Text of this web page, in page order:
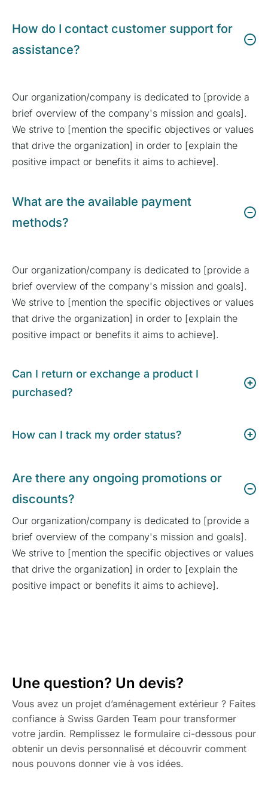
How do I contact customer support for
assistance?
Our organization/company is dedicated to [provide a
brief overview of the company's mission and goals].
We strive to [mention the specific objectives or values
that drive the organization] in order to [explain the
positive impact or benefits it aims to achieve].
What are the available payment
methods?
Our organization/company is dedicated to [provide a
brief overview of the company's mission and goals].
We strive to [mention the specific objectives or values
that drive the organization] in order to [explain the
positive impact or benefits it aims to achieve].
Can I return or exchange a product I
purchased?
How can I track my order status?
Are there any ongoing promotions or
discounts?
Our organization/company is dedicated to [provide a
brief overview of the company's mission and goals].
We strive to [mention the specific objectives or values
that drive the organization] in order to [explain the
positive impact or benefits it aims to achieve].
Une question? Un devis?
Vous avez un projet d’aménagement extérieur ? Faites
confiance à Swiss Garden Team pour transformer
votre jardin. Remplissez le formulaire ci-dessous pour
obtenir un devis personnalisé et découvrir comment
nous pouvons donner vie à vos idées.